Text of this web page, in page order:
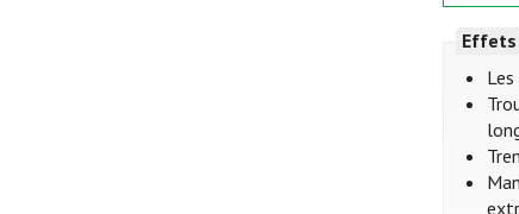
Effets